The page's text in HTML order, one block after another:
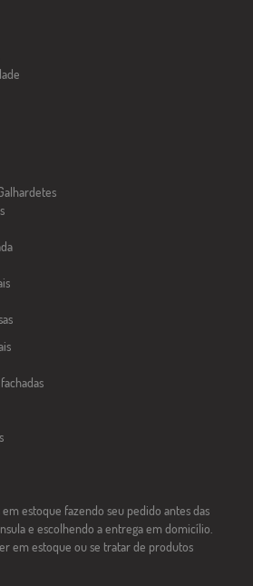
estoque fazendo seu pedido antes das
e escolhendo a entrega em domicílio.
em estoque ou se tratar de produtos